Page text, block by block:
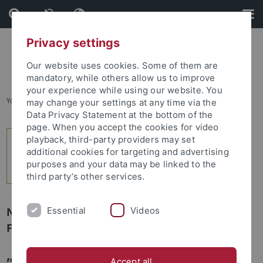
Skip
to
content
Skip
to
footer
You are here: Startseite ... 3
Newsletter Uni Tübingen aktuell Nr. 2/2026:
Forschung
„Science isn’t finished until it has
Privacy settings
Our website uses cookies. Some of them are
mandatory, while others allow us to improve
your experience while using our website. You
may change your settings at any time via the
Data Privacy Statement at the bottom of the
page. When you accept the cookies for video
playback, third-party providers may set
additional cookies for targeting and advertising
purposes and your data may be linked to the
third party’s other services.
Essential Videos